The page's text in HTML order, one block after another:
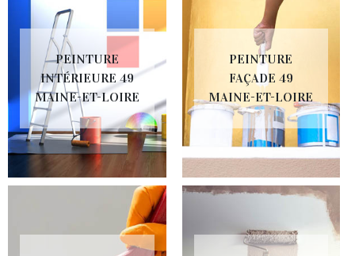
PEINTURE
INTÉRIEURE 49
MAINE-ET-LOIRE
PEINTURE
FAÇADE 49
MAINE-ET-LOIRE